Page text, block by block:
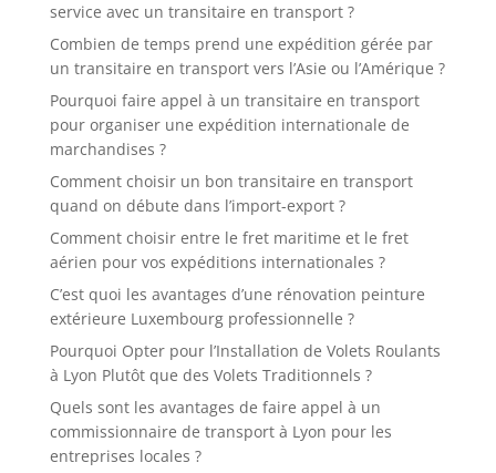
service avec un transitaire en transport ?
Combien de temps prend une expédition gérée par
un transitaire en transport vers l’Asie ou l’Amérique ?
Pourquoi faire appel à un transitaire en transport
pour organiser une expédition internationale de
marchandises ?
Comment choisir un bon transitaire en transport
quand on débute dans l’import-export ?
Comment choisir entre le fret maritime et le fret
aérien pour vos expéditions internationales ?
C’est quoi les avantages d’une rénovation peinture
extérieure Luxembourg professionnelle ?
Pourquoi Opter pour l’Installation de Volets Roulants
à Lyon Plutôt que des Volets Traditionnels ?
Quels sont les avantages de faire appel à un
commissionnaire de transport à Lyon pour les
entreprises locales ?